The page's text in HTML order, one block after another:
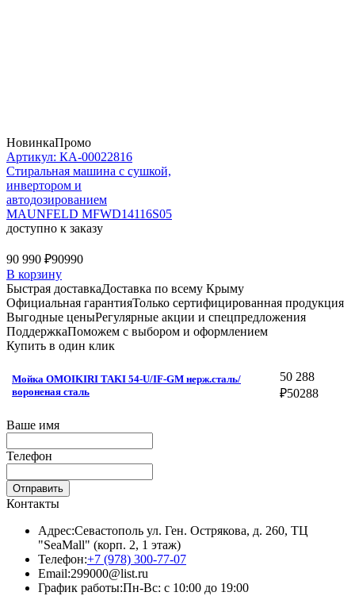
НовинкаПромо
Артикул: КА-00022816
Стиральная машина c сушкой,
инвертором и
автодозированием
MAUNFELD MFWD14116S05
доступно к заказу
90 990 ₽90990
В корзину
Быстрая доставкаДоставка по всему Крыму
Официальная гарантияТолько сертифицированная продукция
Выгодные ценыРегулярные акции и спецпредложения
ПоддержкаПоможем с выбором и оформлением
Купить в один клик
Мойка OMOIKIRI TAKI 54-U/IF-GM нерж.сталь/
вороненая сталь
50 288
₽50288
Ваше имя
Телефон
Отправить
Контакты
Адрес:Севастополь ул. Ген. Острякова, д. 260, ТЦ
"SeaMall" (корп. 2, 1 этаж)
Телефон:+7 (978) 300-77-07
Email:299000@list.ru
График работы:Пн-Вс: с 10:00 до 19:00